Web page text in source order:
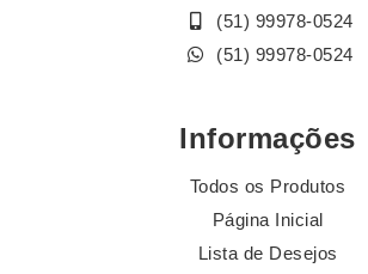
(51) 99978-0524
(51) 99978-0524
Informações
Todos os Produtos
Página Inicial
Lista de Desejos